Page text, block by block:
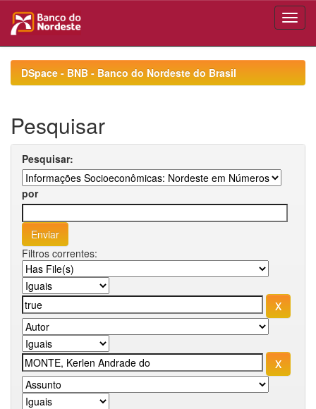
navigationDSpace - BNB - Banco do Nordeste do Brasil
Pesquisar
Pesquisar:
por
Filtros correntes: